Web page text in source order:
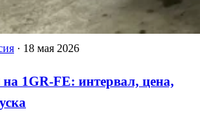
· 18 мая 2026
1GR-FE: интервал, цена,